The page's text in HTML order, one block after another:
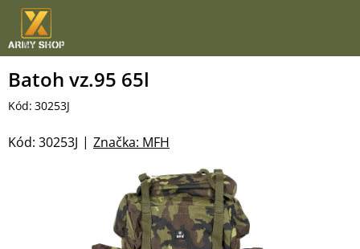
Přejít
obsah
Batoh vz.95 65l
Kód: 30253J
Značka: MFH
Kód: 30253J